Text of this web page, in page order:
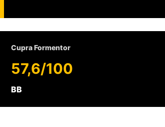
Cupra Formentor
57,6/100
BB